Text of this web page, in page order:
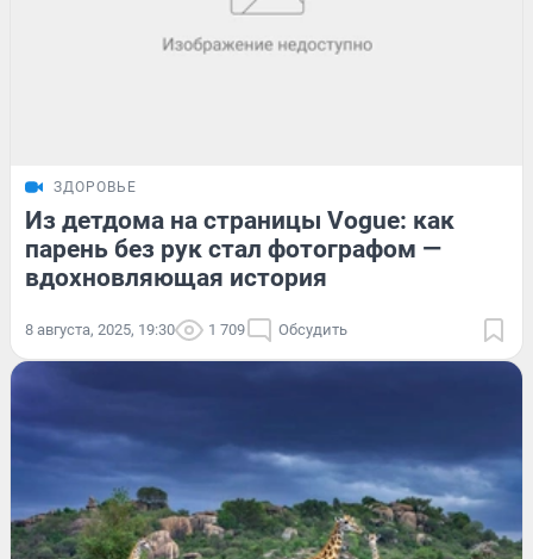
ЗДОРОВЬЕ
Из детдома на страницы Vogue: как
парень без рук стал фотографом —
вдохновляющая история
8 августа, 2025, 19:30 1 709 Обсудить